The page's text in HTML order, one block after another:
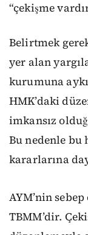
“çekişme
Belirtmek
yer alan
kurumuna
HMK’daki
imkansız
Bu nedenle bu
kararlarına
AYM’nin
TBMM’dir.